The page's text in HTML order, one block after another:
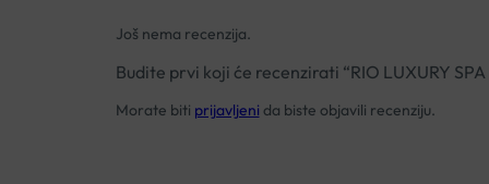
Još nema recenzija.
Budite prvi koji će recenzirati “RIO LUXURY SPA
Morate biti prijavljeni da biste objavili recenziju.